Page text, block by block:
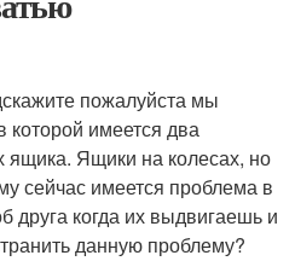
пожалуйста мы
которой имеется два
Ящики на колесах, но
сейчас имеется проблема в
друга когда их выдвигаешь и
данную проблему?